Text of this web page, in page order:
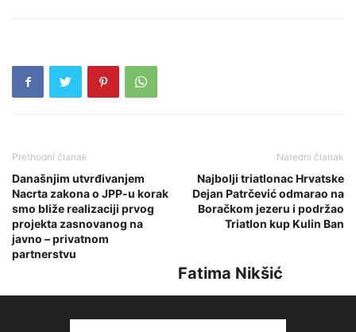
Prethodni članak
Današnjim utvrđivanjem
Nacrta zakona o JPP-u korak
smo bliže realizaciji prvog
projekta zasnovanog na
javno – privatnom
partnerstvu
Naredni članak
Najbolji triatlonac Hrvatske
Dejan Patrčević odmarao na
Boračkom jezeru i podržao
Triatlon kup Kulin Ban
Fatima Nikšić